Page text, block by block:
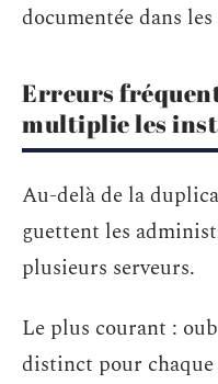
documentée dans
Erreurs
multiplie les
Au-delà de la
guettent les
plusieurs serveurs.
Le plus courant :
distinct pour chaque